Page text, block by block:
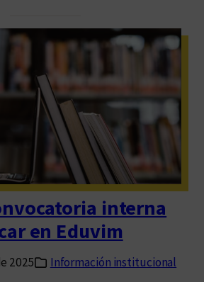
interna
en Eduvim
2025
Información institucional